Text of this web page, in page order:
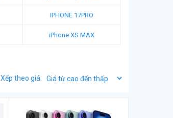
IPHONE 17PRO
iPhone XS MAX
Xếp theo giá: